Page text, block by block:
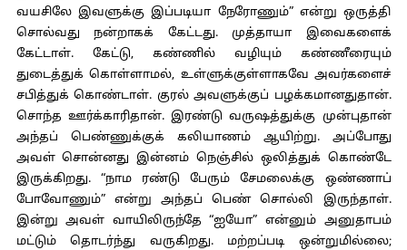
வயசிலே இவளுக்கு இப்படியா நேரோணும்” என்று ஒருத்தி
சொல்வது நன்றாகக் கேட்டது. முத்தாயா இவைகளைக்
கேட்டாள். கேட்டு, கண்ணில் வழியும் கண்ணீரையும்
துடைத்துக் கொள்ளாமல், உள்ளுக்குள்ளாகவே அவர்களைச்
சபித்துக் கொண்டாள். குரல் அவளுக்குப் பழக்கமானதுதான்.
சொந்த ஊர்க்காரிதான். இரண்டு வருஷத்துக்கு முன்புதான்
அந்தப் பெண்ணுக்குக் கலியாணம் ஆயிற்று. அப்போது
அவள் சொன்னது இன்னம் நெஞ்சில் ஒலித்துக் கொண்டே
இருக்கிறது. “நாம ரண்டு பேரும் சேமலைக்கு ஒண்ணாப்
போவோணும்” என்று அந்தப் பெண் சொல்லி இருந்தாள்.
இன்று அவள் வாயிலிருந்தே “ஐயோ” என்னும் அனுதாபம்
மட்டும் தொடர்ந்து வருகிறது. மற்றப்படி ஒன்றுமில்லை;